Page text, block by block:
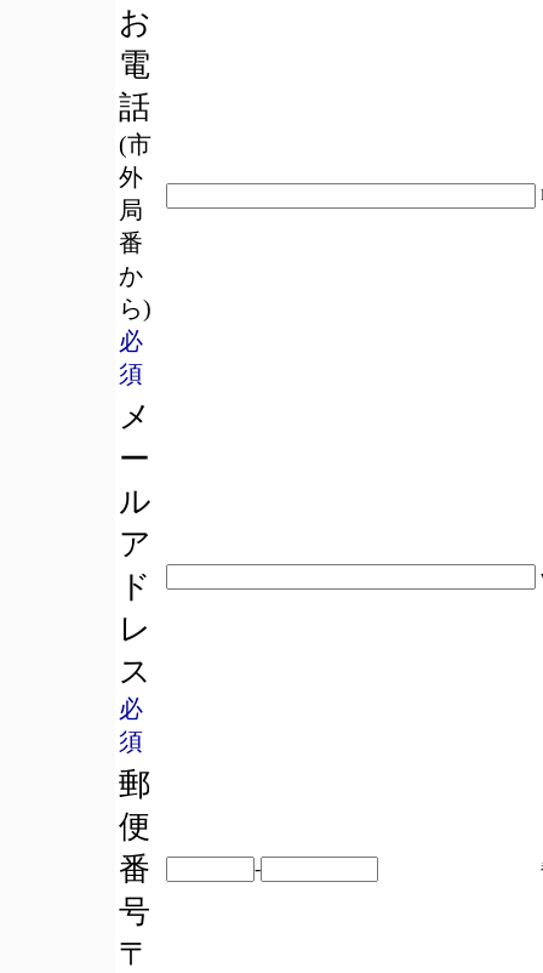
お
電
話
(市
外
局
番
か
ら)
必
須
メ
ー
ル
ア
ド
レ
ス
必
須
郵
便
番
号
〒
-